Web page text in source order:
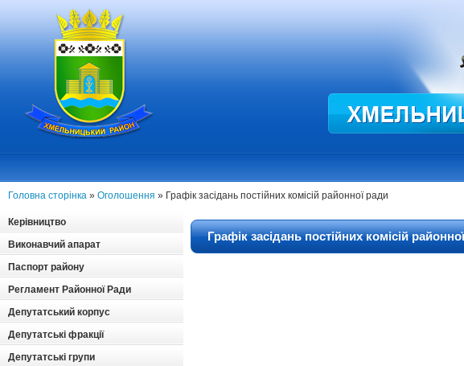
Головна сторінка » Оголошення » Графік засідань постійних комісій районної ради
Керівництво
Виконавчий апарат
Паспорт району
Регламент Районної Ради
Депутатський корпус
Депутатські фракції
Депутатські групи
Графік засідань постійних комісій